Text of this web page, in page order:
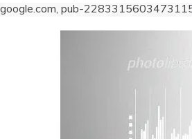
google.com, pub-